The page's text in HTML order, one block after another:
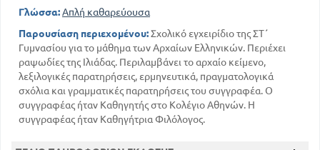
Γλώσσα:Απλή καθαρεύουσα
Παρουσίαση περιεχομένου:Σχολικό εγχειρίδιο της ΣΤ΄
Γυμνασίου για το μάθημα των Αρχαίων Ελληνικών. Περιέχει
ραψωδίες της Ιλιάδας. Περιλαμβάνει το αρχαίο κείμενο,
λεξιλογικές παρατηρήσεις, ερμηνευτικά, πραγματολογικά
σχόλια και γραμματικές παρατηρήσεις του συγγραφέα. Ο
συγγραφέας ήταν Καθηγητής στο Κολέγιο Αθηνών. Η
συγγραφέας ήταν Καθηγήτρια Φιλόλογος.